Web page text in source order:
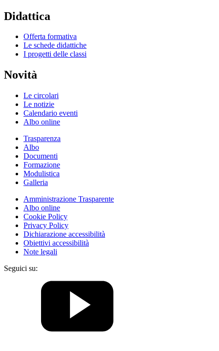
Didattica
Offerta formativa
Le schede didattiche
I progetti delle classi
Novità
Le circolari
Le notizie
Calendario eventi
Albo online
Trasparenza
Albo
Documenti
Formazione
Modulistica
Galleria
Amministrazione Trasparente
Albo online
Cookie Policy
Privacy Policy
Dichiarazione accessibilità
Obiettivi accessibilità
Note legali
Seguici su: